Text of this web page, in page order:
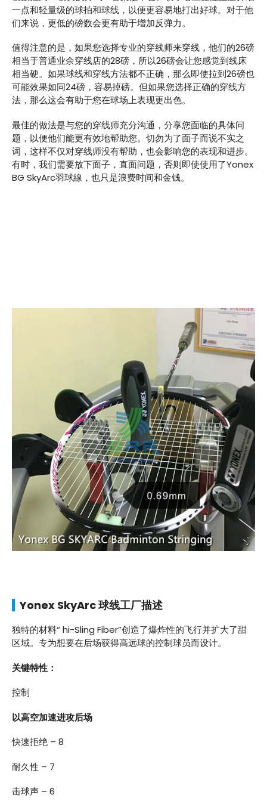
一点和轻量级的球拍和球线，以便更容易地打出好球。对于他
们来说，更低的磅数会更有助于增加反弹力。
值得注意的是，如果您选择专业的穿线师来穿线，他们的26磅
相当于普通业余穿线店的28磅，所以26磅会让您感觉到线床
相当硬。如果球线和穿线方法都不正确，那么即使拉到26磅也
可能效果如同24磅，容易掉磅。但如果您选择正确的穿线方
法，那么这会有助于您在球场上表现更出色。
最佳的做法是与您的穿线师充分沟通，分享您面临的具体问
题，以便他们能更有效地帮助您。切勿为了面子而说不实之
词，这样不仅对穿线师没有帮助，也会影响您的表现和进步。
有时，我们需要放下面子，直面问题，否则即使使用了Yonex
BG SkyArc羽球線，也只是浪费时间和金钱。
Yonex SkyArc 球线工厂描述
独特的材料“ hi-Sling Fiber”创造了爆炸性的飞行并扩大了甜
区域。专为想要在后场获得高远球的控制球员而设计。
关键特性：
控制
以高空加速进攻后场
快速拒绝 – 8
耐久性 – 7
击球声 – 6